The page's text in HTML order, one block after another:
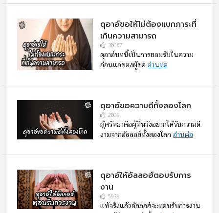
ดุอาอ์ขอให้ไม่ต้องแบกภาระที่
เกินความสามารถ
36067
ดุอาอ์บทนี้เป็นการยอมรับในความ
อ่อนแอของผู้ขอ อ่านต่อ
ดุอาอ์ขอความดีทั้งสองโลก
2809
ผู้ศรัทธาคือผู้ที่หวังอยากได้รับความดี
งามจากอัลลอฮ์ทั้งสองโลก อ่านต่อ
ดุอาอ์ให้อัลลอฮ์ตอบรับการ
งาน
5939
แท้จริงแล้วอัลลอฮ์จะตอบรับการงาน